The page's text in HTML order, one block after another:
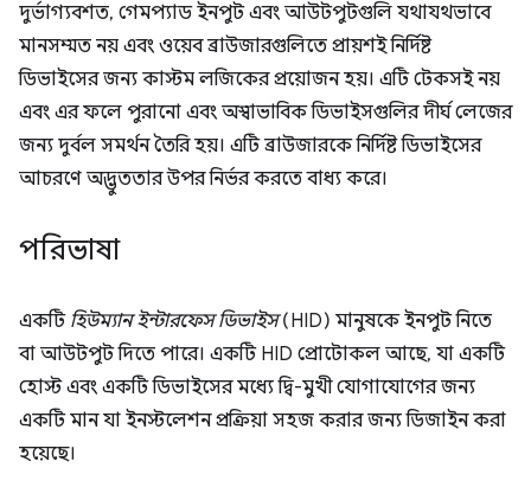
দুর্ভাগ্যবশত, গেমপ্যাড ইনপুট এবং আউটপুটগুলি যথাযথভাবে
মানসম্মত নয় এবং ওয়েব ব্রাউজারগুলিতে প্রায়শই নির্দিষ্ট
ডিভাইসের জন্য কাস্টম লজিকের প্রয়োজন হয়। এটি টেকসই নয়
এবং এর ফলে পুরানো এবং অস্বাভাবিক ডিভাইসগুলির দীর্ঘ লেজের
জন্য দুর্বল সমর্থন তৈরি হয়। এটি ব্রাউজারকে নির্দিষ্ট ডিভাইসের
আচরণে অদ্ভুততার উপর নির্ভর করতে বাধ্য করে।
পরিভাষা
একটি হিউম্যান ইন্টারফেস ডিভাইস(HID) মানুষকে ইনপুট নিতে
বা আউটপুট দিতে পারে। একটি HID প্রোটোকল আছে, যা একটি
হোস্ট এবং একটি ডিভাইসের মধ্যে দ্বি-মুখী যোগাযোগের জন্য
একটি মান যা ইনস্টলেশন প্রক্রিয়া সহজ করার জন্য ডিজাইন করা
হয়েছে।